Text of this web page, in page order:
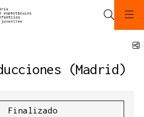
(Madrid)
Finalizado